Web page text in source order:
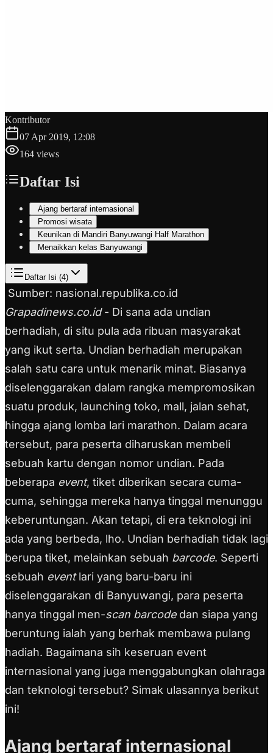
Kontributor
07 Apr 2019, 12:08
164 views
Daftar Isi
Ajang bertaraf internasional
Promosi wisata
Keunikan di Mandiri Banyuwangi Half Marathon
Menaikkan kelas Banyuwangi
Daftar Isi (4)
Sumber: nasional.republika.co.id
Grapadinews.co.id- Di sana ada undian
berhadiah, di situ pula ada ribuan masyarakat
yang ikut serta. Undian berhadiah merupakan
salah satu cara untuk menarik minat. Biasanya
diselenggarakan dalam rangka mempromosikan
suatu produk, launching toko, mall, jalan sehat,
hingga ajang lomba lari marathon. Dalam acara
tersebut, para peserta diharuskan membeli
sebuah kartu dengan nomor undian. Pada
beberapa event, tiket diberikan secara cuma-
cuma, sehingga mereka hanya tinggal menunggu
keberuntungan. Akan tetapi, di era teknologi ini
ada yang berbeda, lho. Undian berhadiah tidak lagi
berupa tiket, melainkan sebuah barcode. Seperti
sebuah eventlari yang baru-baru ini
diselenggarakan di Banyuwangi, para peserta
hanya tinggal men-scan barcodedan siapa yang
beruntung ialah yang berhak membawa pulang
hadiah. Bagaimana sih keseruan event
internasional yang juga menggabungkan olahraga
dan teknologi tersebut? Simak ulasannya berikut
ini!
Ajang bertaraf internasional